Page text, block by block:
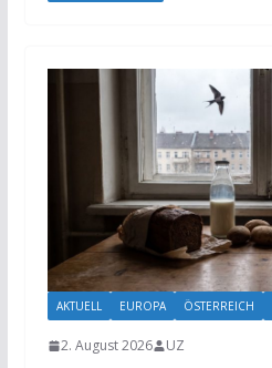
AKTUELL EUROPA ÖSTERREICH
2. August 2026 UZ